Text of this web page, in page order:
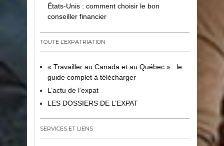
États-Unis : comment choisir le bon
conseiller financier
TOUTE L’EXPATRIATION
« Travailler au Canada et au Québec » : le
guide complet à télécharger
L’actu de l’expat
LES DOSSIERS DE L’EXPAT
SERVICES ET LIENS